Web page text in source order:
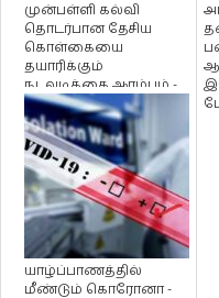
முன்பள்ளி கல்வி
தொடர்பான தேசிய
கொள்கையை
தயாரிக்கும்
நடவடிக்கை ஆரம்பம் -
கல்வி அமைச்சு
தெரிவிப்பு!
யாழ்ப்பாணத்தில்
மீண்டும் கொரோனா -